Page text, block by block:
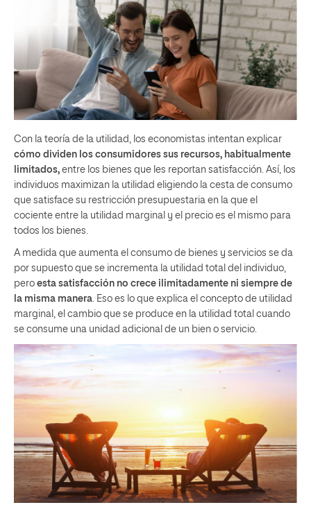
Con la teoría de la utilidad, los economistas intentan explicar
cómo dividen los consumidores sus recursos, habitualmente
limitados, entre los bienes que les reportan satisfacción. Así, los
individuos maximizan la utilidad eligiendo la cesta de consumo
que satisface su restricción presupuestaria en la que el
cociente entre la utilidad marginal y el precio es el mismo para
todos los bienes.
A medida que aumenta el consumo de bienes y servicios se da
por supuesto que se incrementa la utilidad total del individuo,
pero esta satisfacción no crece ilimitadamente ni siempre de
la misma manera . Eso es lo que explica el concepto de utilidad
marginal, el cambio que se produce en la utilidad total cuando
se consume una unidad adicional de un bien o servicio.